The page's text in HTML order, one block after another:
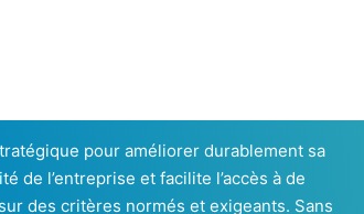
pour améliorer durablement sa
de l’entreprise et facilite l’accès à de
des critères normés et exigeants. Sans